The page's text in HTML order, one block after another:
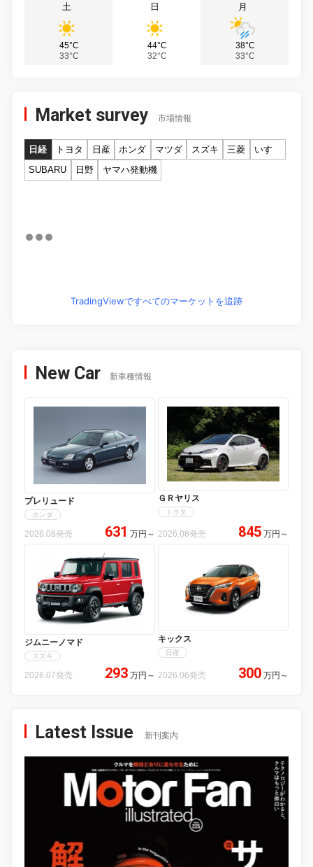
土
45°C
33°C
日
44°C
32°C
月
38°C
33°C
Market survey 市場情報
日経 トヨタ 日産 ホンダ マツダ スズキ 三菱
いすゞ
SUBARU
日野 ヤマハ発動機
TradingViewですべてのマーケットを追跡
New Car 新車種情報
プレリュード
ホンダ
2026.08発売 631 万円 ～
ＧＲヤリス
トヨタ
2026.08発売 845 万円 ～
ジムニーノマド
スズキ
2026.07発売 293 万円 ～
キックス
日産
2026.06発売 300 万円 ～
Latest Issue 新刊案内